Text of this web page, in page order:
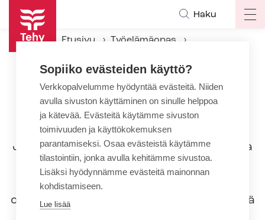
Hyppää
pääsisältöön
Haku
Etusivu
Työelämäopas
Työ- tai virkavapaa (palkaton vapaa)
Työ- tai virkavapaa (palkaton
vapaa)
Jos työntekijä haluaa palkatonta vapaata
muusta kuin laissa erikseen säädetystä
syystä (esimerkiksi perhevapaat ja
opintovapaa), vapaan saaminen edellyttää
Sopiiko evästeiden käyttö?
Verkkopalvelumme hyödyntää evästeitä. Niiden
avulla sivuston käyttäminen on sinulle helppoa
ja kätevää. Evästeitä käytämme sivuston
toimivuuden ja käyttökokemuksen
parantamiseksi. Osaa evästeistä käytämme
tilastointiin, jonka avulla kehitämme sivustoa.
Lisäksi hyödynnämme evästeitä mainonnan
kohdistamiseen.
Lue lisää